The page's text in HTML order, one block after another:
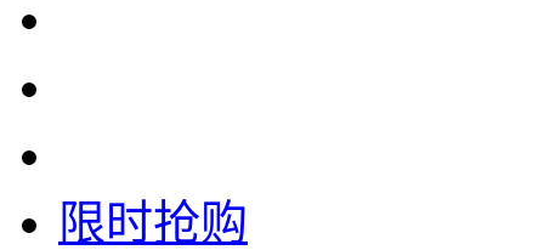
限时抢购